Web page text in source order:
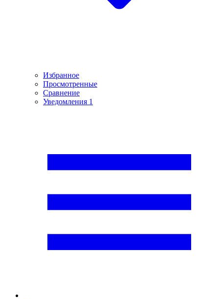
Избранное
Просмотренные
Сравнение
Уведомления 1